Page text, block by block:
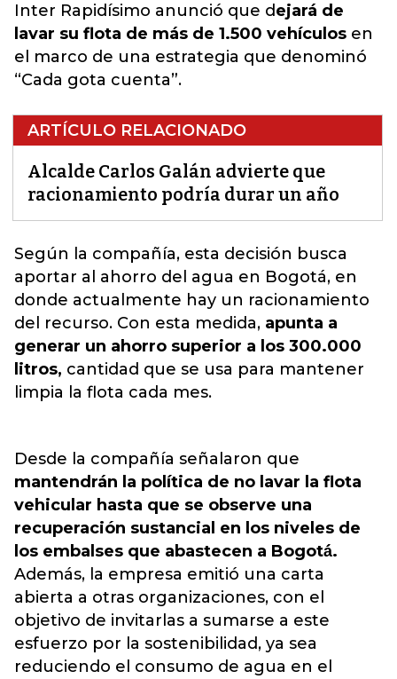
Inter Rapidísimo anunció que dejará de
lavar su flota de más de 1.500 vehículos en
el marco de una estrategia que denominó
“Cada gota cuenta”.
ARTÍCULO RELACIONADO
Alcalde Carlos Galán advierte que
racionamiento podría durar un año
Según la compañía, esta decisión busca
aportar al ahorro del agua en Bogotá, en
donde actualmente hay un racionamiento
del recurso. Con esta medida, apunta a
generar un ahorro superior a los 300.000
litros, cantidad que se usa para mantener
limpia la flota cada mes.
Desde la compañía señalaron que
mantendrán la política de no lavar la flota
vehicular hasta que se observe una
recuperación sustancial en los niveles de
los embalses que abastecen a Bogotá́.
Además, la empresa emitió una carta
abierta a otras organizaciones, con el
objetivo de invitarlas a sumarse a este
esfuerzo por la sostenibilidad, ya sea
reduciendo el consumo de agua en el